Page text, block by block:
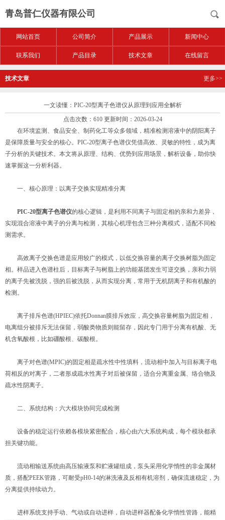
青岛普仁仪器有限公司
网站首页 公司简介 产品展示 新闻中心
联系我们 产品目录 技术文章 在线留言
技术文章 更多>>
一文读懂：PIC-20型离子色谱仪从原理到应用全解析
点击次数：610 更新时间：2026-03-24
在环境监测、食品安全、制药化工等众多领域，精准检测溶液中的阴阳离子
是保障质量与安全的核心。PIC-20型离子色谱仪凭借高效、灵敏的特性，成为离
子分析的关键技术。本文将从原理、结构、优势到应用场景，解析设备，助你快
速掌握这一分析利器。
一、核心原理：以离子交换实现精准分离
PIC-20型离子色谱仪的核心逻辑，是利用不同离子与固定相的亲和力差异，
实现混合溶液中离子的分离与检测，其核心机理包含三种分离模式，适配不同检
测需求。
高效离子交换色谱是应用较广的模式，以低交换容量的离子交换树脂为固定
相。样品进入色谱柱后，目标离子与树脂上的功能基团发生可逆交换，亲和力弱
的离子先被洗脱，强的后被洗脱，从而实现分离，常用于无机阴离子和有机酸的
检测。
离子排斥色谱(HPIEC)依托Donnan膜排斥效应，高交换容量树脂为固定相，
电离组分被排斥无法保留，弱酸类物质则能留存，因此专门用于分离有机酸、无
机含氧酸根，比如硼酸根、碳酸根。
离子对色谱(MPIC)的固定相是疏水性中性填料，流动相中加入与目标离子电
荷相反的对离子，二者形成疏水性离子对后被保留，适合分离重金属、络合物及
疏水性阴离子。
二、系统结构：六大模块协同完成检测
设备的稳定运行依赖各模块紧密配合，核心由六大系统构成，每个模块都承
担关键功能。
流动相输送系统由高压输液泵和贮液罐组成，泵头采用化学惰性的非金属材
质，搭配PEEK管路，可耐受pH0-14的淋洗液及反相有机溶剂，确保流速稳定，为
分离提供持续动力。
进样系统支持手动、气动或自动进样，自动进样器配备化学惰性管路，能精